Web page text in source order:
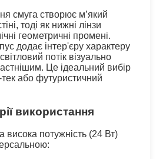
смуга створює м’який
тоді як нижні лінзи
геометричні промені.
додає інтер'єру характеру
потік візуально
Це ідеальний вибір
або футуристичний
використання
потужність (24 Вт)